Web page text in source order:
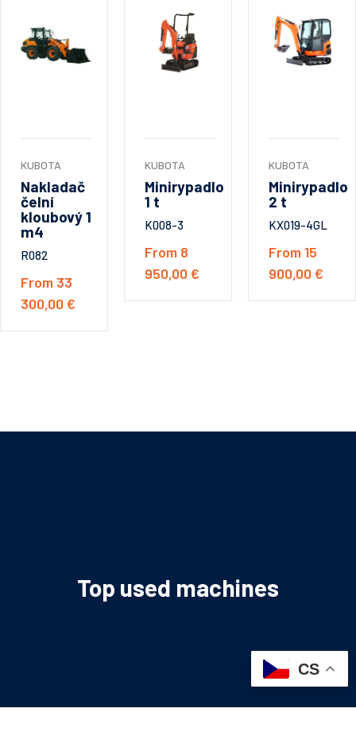
KUBOTA
Nakladač
čelní
kloubový 1
m4
R082
From 33
300,00 €
KUBOTA
Minirypadlo
1 t
K008-3
From 8
950,00 €
KUBOTA
Minirypadlo
2 t
KX019-4GL
From 15
900,00 €
Top used machines
CS